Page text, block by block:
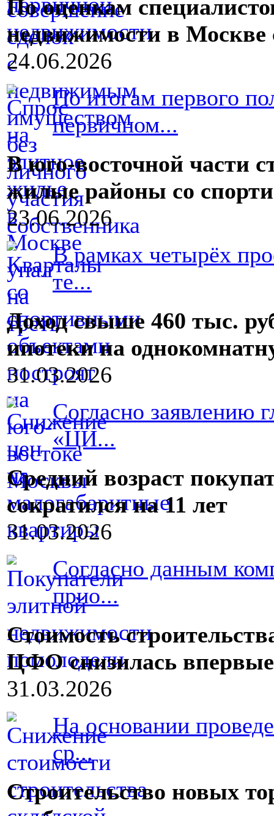
По оценкам
недвижимости в Москве
24.06.2026
По итогам первого
первичном...
В юго-восточной части
жилые районы со
23.06.2026
В рамках четырёх
те...
Доход свыше 460 тыс.
ипотеки на
31.03.2026
Согласно заявлению
«ЦИ...
Средний возраст
сократился на 11 лет
31.03.2026
Согласно данным
прио...
Стоимость
ЦФО снизилась впервые
31.03.2026
На основании
ср...
Строительство новых